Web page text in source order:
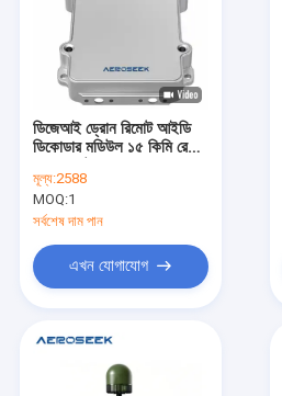
ডিজেআই ড্রোন রিমোট আইডি
ডিকোডার মডিউল ১৫ কিমি রেঞ্জ
মূল্য:2588
MOQ:1
সর্বশেষ দাম পান
এখন যোগাযোগ